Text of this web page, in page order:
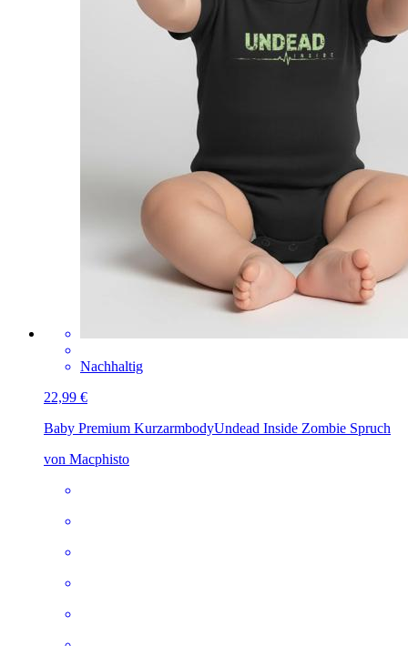
Nachhaltig
22,99 €
Baby Premium KurzarmbodyUndead Inside Zombie Spruch
von Macphisto